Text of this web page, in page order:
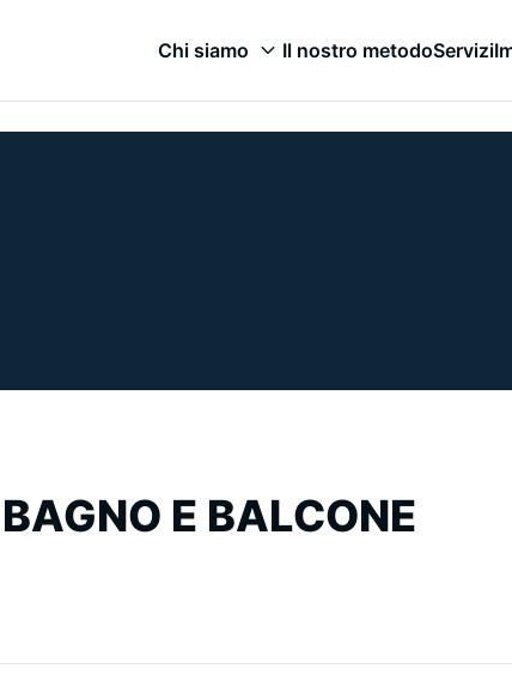
Chi siamo Il nostro metodoServizi
E BALCONE